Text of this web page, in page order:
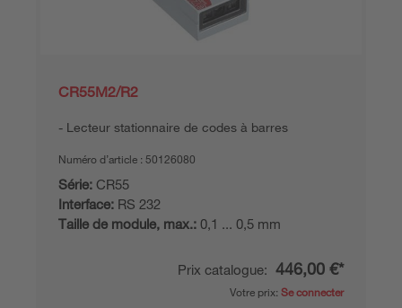
CR55M2/R2
Lecteur stationnaire de codes à barres
Numéro d’article : 50126080
Série: CR55
Interface: RS 232
Taille de module, max.: 0,1 ... 0,5 mm
Prix catalogue: 446,00 €*
Votre prix: Se connecter